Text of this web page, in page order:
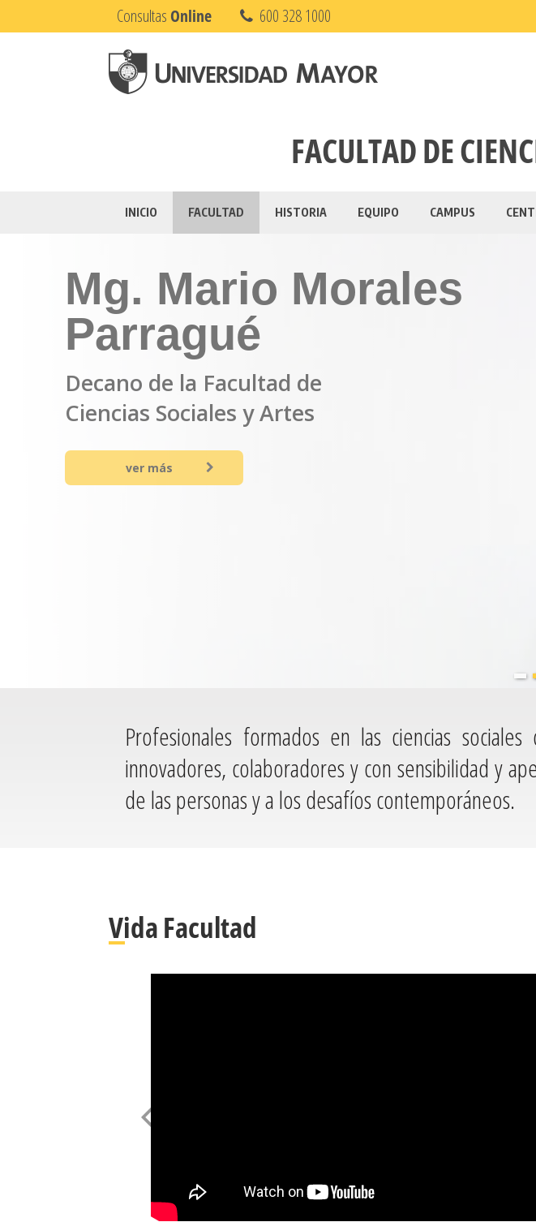
Consultas Online 600 328 1000
FACULTAD DE
INICIO FACULTAD HISTORIA EQUIPO CAMPUS
Mg. Mario Morales
Parragué
Decano de la Facultad de
Ciencias Sociales y Artes
Profesionales formados en las ciencias
innovadores, colaboradores y con sensibilidad y
de las personas y a los desafíos contemporáneos.
Vida Facultad